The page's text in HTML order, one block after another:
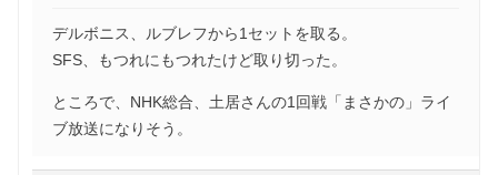
デルボニス、ルブレフから1セットを取る。
SFS、もつれにもつれたけど取り切った。
ところで、NHK総合、土居さんの1回戦「まさかの」ライ
ブ放送になりそう。